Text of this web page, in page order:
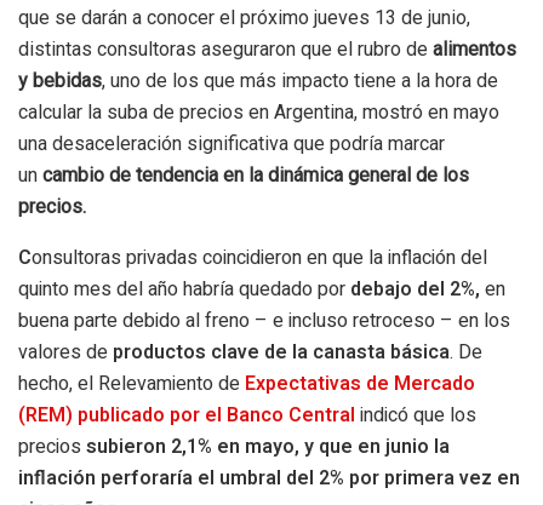
que se darán a conocer el próximo jueves 13 de junio,
distintas consultoras aseguraron que el rubro de alimentos
y bebidas, uno de los que más impacto tiene a la hora de
calcular la suba de precios en Argentina, mostró en mayo
una desaceleración significativa que podría marcar
un cambio de tendencia en la dinámica general de los
precios.
Consultoras privadas coincidieron en que la inflación del
quinto mes del año habría quedado por debajo del 2%, en
buena parte debido al freno – e incluso retroceso – en los
valores de productos clave de la canasta básica. De
hecho, el Relevamiento de Expectativas de Mercado
(REM) publicado por el Banco Central indicó que los
precios subieron 2,1% en mayo, y que en junio la
inflación perforaría el umbral del 2% por primera vez en